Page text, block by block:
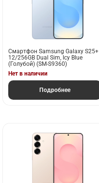
Смартфон Samsung Galaxy S25+
12/256GB Dual Sim, Icy Blue
(Голубой) (SM-S9360)
Нет в наличии
Подробнее